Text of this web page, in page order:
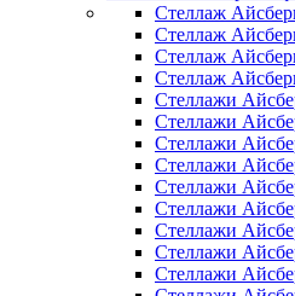
Стеллаж
Стеллаж
Стеллаж
Стеллаж
Стеллажи
Стеллажи
Стеллажи
Стеллажи
Стеллажи
Стеллажи
Стеллажи
Стеллажи
Стеллажи